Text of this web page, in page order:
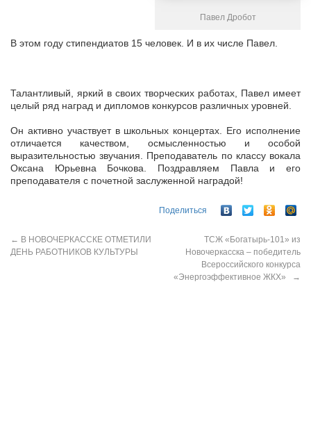
Павел Дробот
В этом году стипендиатов 15 человек. И в их числе Павел.
Талантливый, яркий в своих творческих работах, Павел имеет
целый ряд наград и дипломов конкурсов различных уровней.
Он активно участвует в школьных концертах. Его исполнение
отличается качеством, осмысленностью и особой
выразительностью звучания. Преподаватель по классу вокала
Оксана Юрьевна Бочкова. Поздравляем Павла и его
преподавателя с почетной заслуженной наградой!
Поделиться
← В НОВОЧЕРКАССКЕ ОТМЕТИЛИ
ДЕНЬ РАБОТНИКОВ КУЛЬТУРЫ
ТСЖ «Богатырь-101» из
Новочеркасска – победитель
Всероссийского конкурса
«Энергоэффективное ЖКХ»
→